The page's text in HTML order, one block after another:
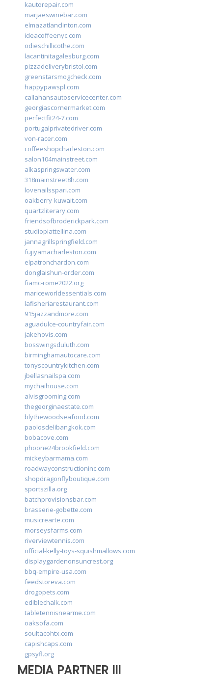
kautorepair.com
marjaeswinebar.com
elmazatlanclinton.com
ideacoffeenyc.com
odieschillicothe.com
lacantinitagalesburg.com
pizzadeliverybristol.com
greenstarsmogcheck.com
happypawspl.com
callahansautoservicecenter.com
georgiascornermarket.com
perfectfit24-7.com
portugalprivatedriver.com
von-racer.com
coffeeshopcharleston.com
salon104mainstreet.com
alkaspringswater.com
318mainstreet8h.com
lovenailsspari.com
oakberry-kuwait.com
quartzliterary.com
friendsofbroderickpark.com
studiopiattellina.com
jannagrillspringfield.com
fujiyamacharleston.com
elpatronchardon.com
donglaishun-order.com
fiamc-rome2022.org
mariceworldessentials.com
lafisheriarestaurant.com
915jazzandmore.com
aguadulce-countryfair.com
jakehovis.com
bosswingsduluth.com
birminghamautocare.com
tonyscountrykitchen.com
jbellasnailspa.com
mychaihouse.com
alvisgrooming.com
thegeorginaestate.com
blythewoodseafood.com
paolosdelibangkok.com
bobacove.com
phoone24brookfield.com
mickeybarmama.com
roadwayconstructioninc.com
shopdragonflyboutique.com
sportszilla.org
batchprovisionsbar.com
brasserie-gobette.com
musicrearte.com
morseysfarms.com
riverviewtennis.com
official-kelly-toys-squishmallows.com
displaygardenonsuncrest.org
bbq-empire-usa.com
feedstoreva.com
drogopets.com
ediblechalk.com
tabletennisnearme.com
oaksofa.com
soultacohtx.com
capishcaps.com
gpsyfl.org
MEDIA PARTNER III